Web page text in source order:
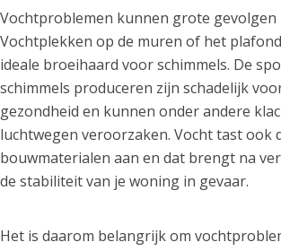
Vochtproblemen kunnen grote gevolgen
Vochtplekken op de muren of het
ideale broeihaard voor schimmels. De
schimmels produceren zijn schadelijk
gezondheid en kunnen onder andere
luchtwegen veroorzaken. Vocht tast ook
bouwmaterialen aan en dat brengt na
de stabiliteit van je woning in gevaar.
Het is daarom belangrijk om